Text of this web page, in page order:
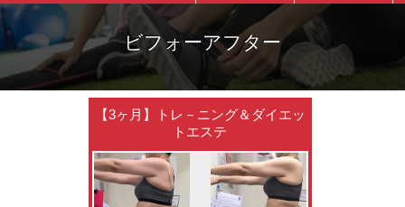
ビフォーアフター
【3ヶ月】トレ－ニング＆ダイエッ
トエステ